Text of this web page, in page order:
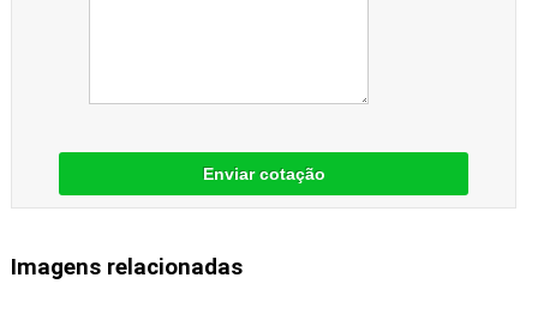
Enviar cotação
Imagens relacionadas